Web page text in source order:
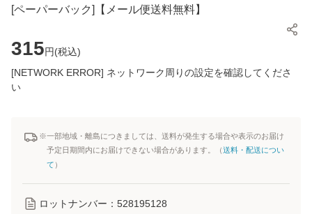
[ペーパーバック]【メール便送料無料】
315円(税込)
[NETWORK ERROR] ネットワーク周りの設定を確認してくださ
い
※一部地域・離島につきましては、送料が発生する場合や表示のお届け
予定日期間内にお届けできない場合があります。（送料・配送につい
て ）
ロットナンバー： 528195128